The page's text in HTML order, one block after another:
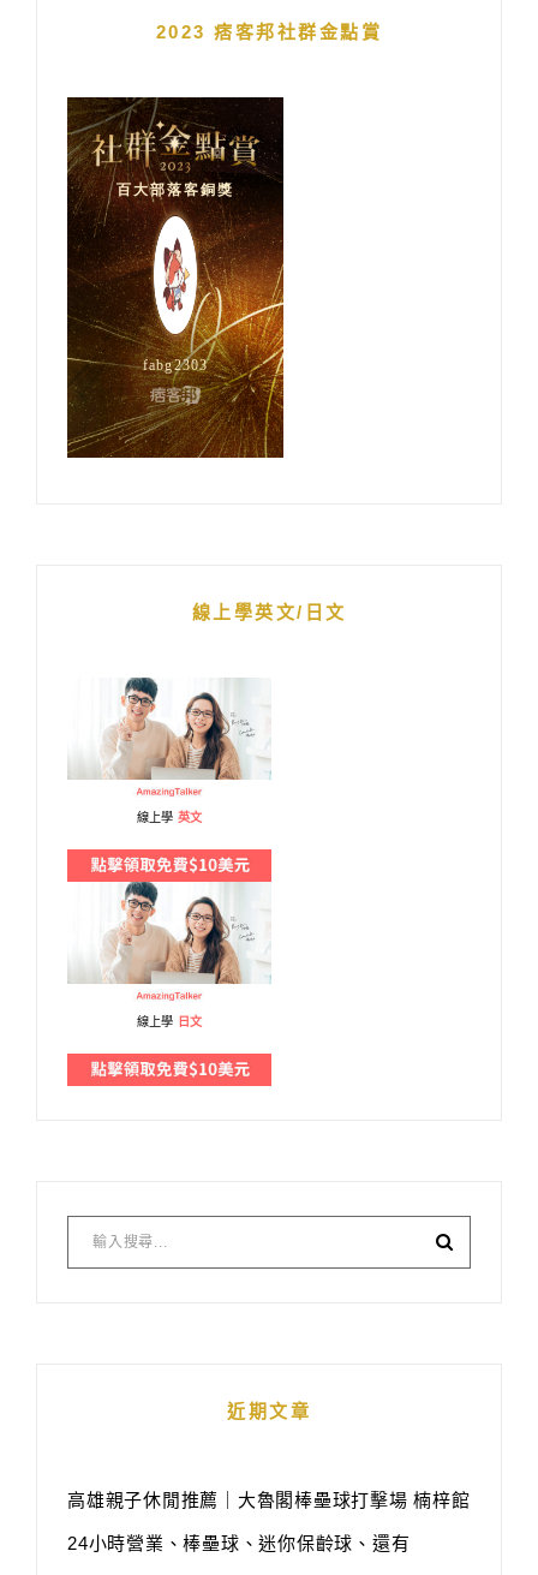
2023 痞客邦社群金點賞
線上學英文/日文
線上學 英文
線上學 日文
近期文章
高雄親子休閒推薦｜大魯閣棒壘球打擊場 楠梓館
24小時營業、棒壘球、迷你保齡球、還有